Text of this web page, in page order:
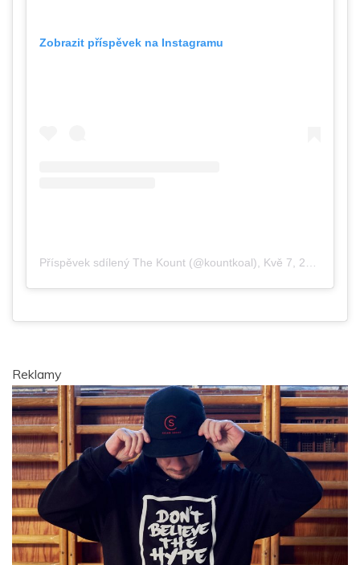
Zobrazit příspěvek na Instagramu
Příspěvek sdílený The Kount (@kountkoal) Kvě 7, 2020 v 11:02 PDT
Reklamy